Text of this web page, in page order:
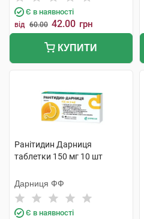
Є в наявності
від 60.00 42.00 грн
КУПИТИ
Ранітидин Дарниця
таблетки 150 мг 10 шт
Дарниця ФФ
Є в наявності